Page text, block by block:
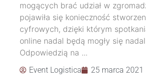
mogących brać udział w
pojawiła się konieczność
cyfrowych, dzięki którym
online nadal będą mogły się
Odpowiedzią na ...
Event Logistica 25 marca 2021